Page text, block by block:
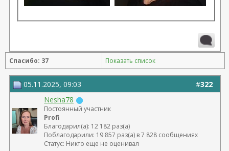
Спасибо: 37 Показать список
#322
05.11.2025, 09:03
Nesha78
Постоянный участник
Profi
Благодарил(а): 12 182 раз(а)
Поблагодарили: 19 857 раз(а) в 7 828 сообщениях
Статус: Никто еще не оценивал